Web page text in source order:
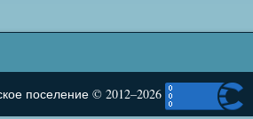
поселение © 2012–2026